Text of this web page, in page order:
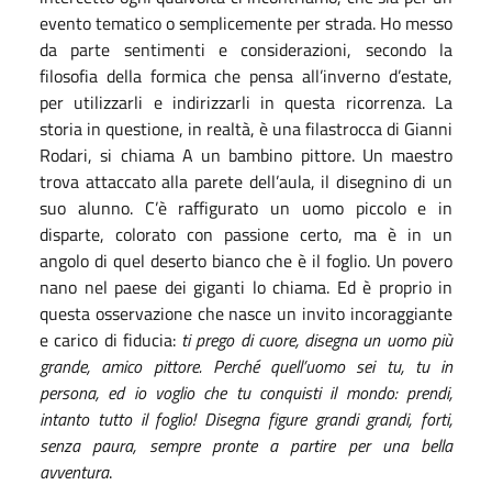
evento tematico o semplicemente per strada. Ho messo
da parte sentimenti e considerazioni, secondo la
filosofia della formica che pensa all’inverno d’estate,
per utilizzarli e indirizzarli in questa ricorrenza. La
storia in questione, in realtà, è una filastrocca di Gianni
Rodari, si chiama A un bambino pittore. Un maestro
trova attaccato alla parete dell’aula, il disegnino di un
suo alunno. C’è raffigurato un uomo piccolo e in
disparte, colorato con passione certo, ma è in un
angolo di quel deserto bianco che è il foglio. Un povero
nano nel paese dei giganti lo chiama. Ed è proprio in
questa osservazione che nasce un invito incoraggiante
e carico di fiducia: ti prego di cuore, disegna un uomo più
grande, amico pittore. Perché quell’uomo sei tu, tu in
persona, ed io voglio che tu conquisti il mondo: prendi,
intanto tutto il foglio! Disegna figure grandi grandi, forti,
senza paura, sempre pronte a partire per una bella
avventura.